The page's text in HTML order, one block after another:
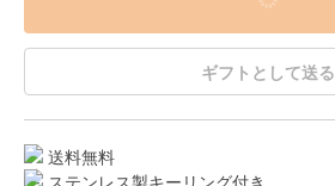
ギフトとして送る
送料無料
ステンレス製キーリング付き